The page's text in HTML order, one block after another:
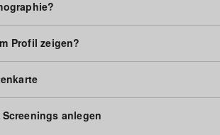
Profil zeigen?
anlegen